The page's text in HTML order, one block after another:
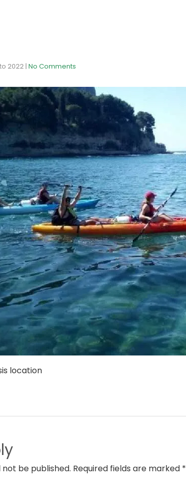
2022 | No Comments
location
be published. Required fields are marked *